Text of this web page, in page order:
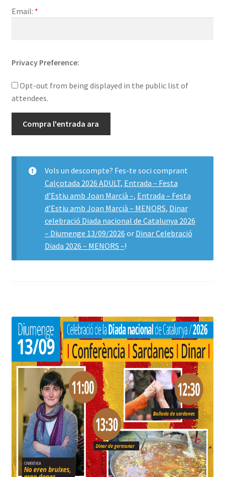
Email: *
Privacy Preference:
Opt-out from being displayed in the public list of
attendees.
Compra l'entrada ara
Vols un descompte? Fes-te soci comprant
Calçotada 2026 ADULT, Entrada – Festa
d’Estiu amb Joan Marcià –, Entrada – Festa
d’Estiu amb Joan Marcià – MENORS, Dinar
celebració Diada nacional de Catalunya 2026
– Diumenge 13/09/2026 or Dinar Celebració
Diada 2026 – MENORS –!